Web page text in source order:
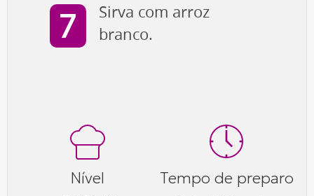
Sirva com arroz
branco.
Nível Tempo de preparo